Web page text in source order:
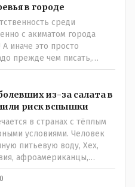
соответствующих
ресурсов и
- т. к. это в целом
у нас имеются) 3.
необходимости
на обрезку деревьев,
пресечения
Почему нащим
того, что деревья в
города, это
это спасительные
концов - листва
стен в каменных
свое варварское
в городе (и к горожанам)?
в городе
среди
с акиматом города
А иначе это просто
прежде чем писать,
в ЖКХ акимата и
статьей провоцировать
из-за салата в
риск вспышки
в странах с тёплым
условиями. Человек
питьевую воду, Хех,
афроамериканцы,
нечистоплотные
и Казахстана жить